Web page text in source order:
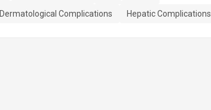
Dermatological Complications Hepatic Complications